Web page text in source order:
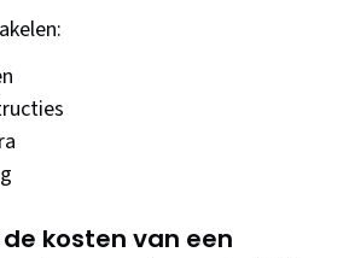
kosten van een